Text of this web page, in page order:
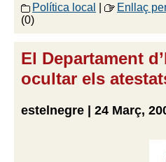
Política local Enllaç
(0)
El Departament
ocultar els
estelnegre | 24 Març,